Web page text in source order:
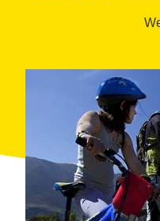
El equipo técnico inicia
:
- Mar (vela,windsurf ,
entre otros) - Montaña
trekking...) - Nieve
escolares - Colectivos